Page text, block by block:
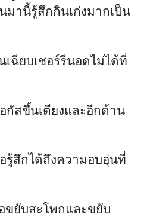
มานี้รู้สึกกินเก่งมากเป็น
เฉียบเชอร์รีนอดไม่ได้ที่
กัสขึ้นเตียงและอีกด้าน
รู้สึกได้ถึงความอบอุ่นที่
ยับสะโพกและขยับ